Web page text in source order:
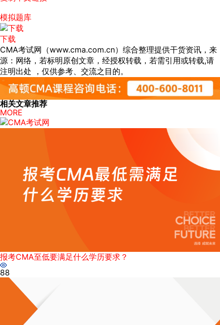
模拟题库
下载
CMA考试网（www.cma.com.cn）综合整理提供干货资讯，来
源：网络，若标明原创文章，经授权转载，若需引用或转载,请
注明出处 ，仅供参考、交流之目的。
相关文章推荐
MORE
报考CMA至低要满足什么学历要求？
88